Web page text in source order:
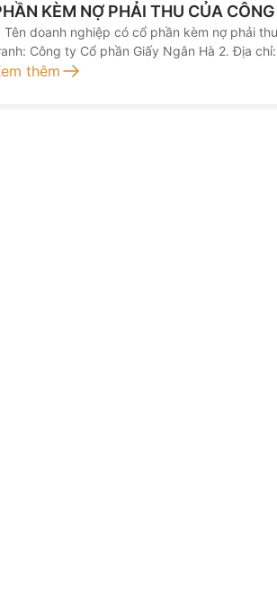
KÈM NỢ PHẢI THU CỦA CÔNG TY TNHH
BÁN NỢ VIỆT NAM TẠI CÔNG
NGÂN HÀ
Tên doanh nghiệp có cổ phần kèm nợ phải
Công ty Cổ phần Giấy Ngân Hà 2. Địa
Phong Khê, thành phố Bắc Ninh, tỉnh
thêm